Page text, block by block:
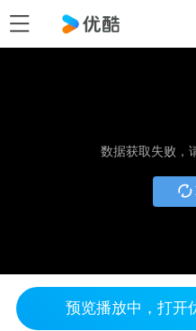
数据获取失败，
预览播放中，打开